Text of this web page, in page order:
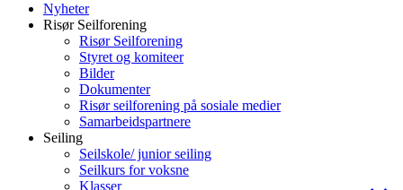
Nyheter
Risør Seilforening
Risør Seilforening
Styret og komiteer
Bilder
Dokumenter
Risør seilforening på sosiale medier
Samarbeidspartnere
Seiling
Seilskole/ junior seiling
Seilkurs for voksne
Klasser